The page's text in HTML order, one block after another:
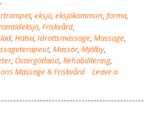
, eksjö, eksjökommun, forma,
, Friskvård,
, Hälsa, Idrottsmassage, Massage,
, Massör, Mjölby,
, Östergötland, Rehabilitering,
Massage & Friskvård
Leave a